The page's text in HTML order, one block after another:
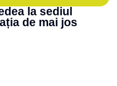
la sediul
de mai jos